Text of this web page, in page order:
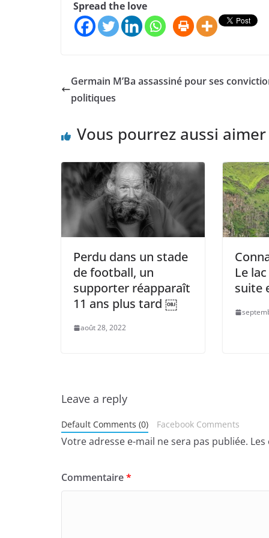
Spread the love
Germain M’Ba assassiné pour ses
politiques
Vous pourrez aussi aimer
Perdu dans un stade
de football, un
supporter réapparaît
11 ans plus tard ￼
août 28, 2022
Le
suite
Leave a reply
Default Comments (0) Facebook Comments
Votre adresse e-mail ne sera pas publiée.
Commentaire*